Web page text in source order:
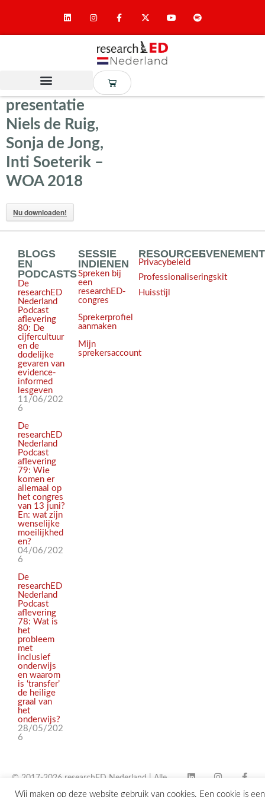
presentatie
Niels de Ruig,
Sonja de Jong,
Inti Soeterik –
WOA 2018
Nu downloaden!
BLOGS
EN
PODCASTS
De
researchED
Nederland
Podcast
aflevering
80: De
cijfercultuur
en de
dodelijke
gevaren van
evidence-
informed
lesgeven
11/06/202
6
De
researchED
Nederland
Podcast
aflevering
79: Wie
komen er
allemaal op
het congres
van 13 juni?
En: wat zijn
wenselijke
moeilijkhed
en?
04/06/202
6
De
researchED
Nederland
Podcast
aflevering
78: Wat is
het
probleem
met
inclusief
onderwijs
en waarom
is ‘transfer’
de heilige
graal van
het
onderwijs?
28/05/202
6
SESSIE
INDIENEN
Spreken bij
een
researchED-
congres
Sprekerprofiel
aanmaken
Mijn
sprekersaccount
RESOURCES
Privacybeleid
Professionaliseringskit
Huisstijl
© 2017-2026 researchED Nederland | Alle
Wij maken op deze website gebruik van cookies. Een cookie is een